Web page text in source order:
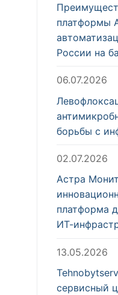
платформы
России на
06.07.2026
борьбы с
02.07.2026
Астра
платформа
ИТ-
13.05.2026
сервисный